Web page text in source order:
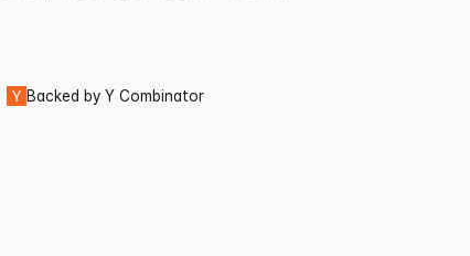
Backed by Y Combinator